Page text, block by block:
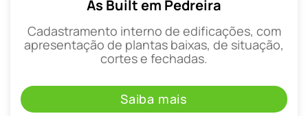
As Built em Pedreira
Cadastramento interno de edificações, com
apresentação de plantas baixas, de situação,
cortes e fechadas.
Saiba mais